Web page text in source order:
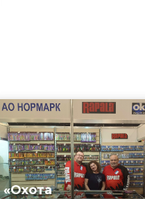
«Охота